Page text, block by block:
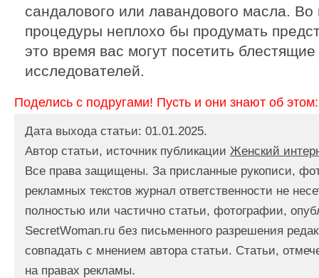
сандалового или лавандового масла. Во
процедуры неплохо бы продумать
это время вас могут посетить
исследователей.
Поделись с подругами! Пусть и они знают об этом:
Дата выхода статьи: 01.01.2025.
Автор статьи, источник публикации Женский
Все права защищены. За присланные рукописи,
рекламных текстов журнал ответственности не
полностью или частично статьи, фотографии,
SecretWoman.ru без письменного разрешения
совпадать с мнением автора статьи. Статьи,
на правах рекламы.